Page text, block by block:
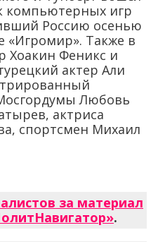
компьютерных игр
Россию осенью
«Игромир». Также в
Хоакин Феникс и
актер Али
Любовь
актриса
спортсмен Михаил
за материал
.